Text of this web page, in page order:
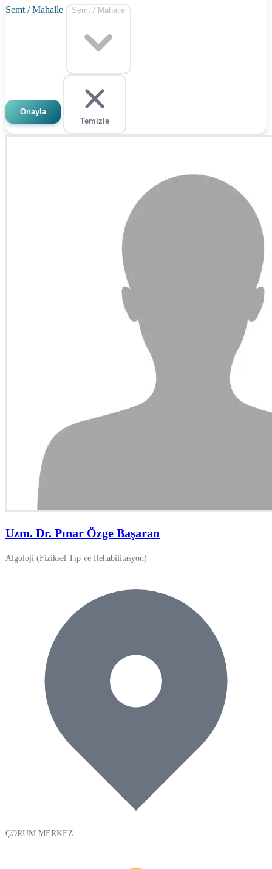
Semt / Mahalle Semt / Mahalle
Onayla
Temizle
Uzm. Dr. Pınar Özge Başaran
Algoloji (Fiziksel Tıp ve Rehabilitasyon)
ÇORUM MERKEZ